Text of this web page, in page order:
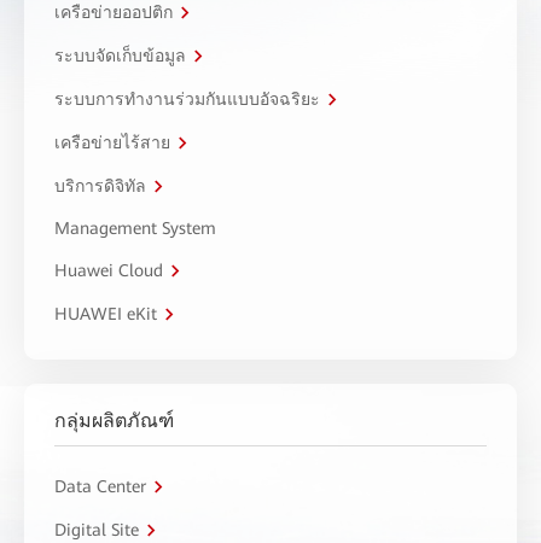
เครือข่ายออปติก
ระบบจัดเก็บข้อมูล
ระบบการทำงานร่วมกันแบบอัจฉริยะ
เครือข่ายไร้สาย
บริการดิจิทัล
Management System
Huawei Cloud
HUAWEI eKit
กลุ่มผลิตภัณฑ์
Data Center
Digital Site